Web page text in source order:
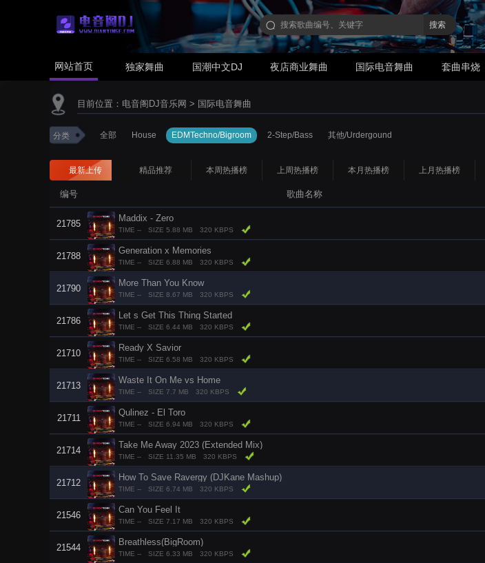
搜索
网站首页 独家舞曲 国潮中文DJ 夜店商业舞曲 国际电音舞曲 套曲串烧
目前位置： 电音阁DJ音乐网 > 国际电音舞曲
分类 全部 House EDMTechno/Bigroom 2-Step/Bass 其他/Urdergound
最新上传 精品推荐 本周热播榜 上周热播榜 本月热播榜 上月热播榜
编号 歌曲名称
21785
Maddix - Zero
TIME -- SIZE 5.88 MB 320 KBPS
21788
Generation x Memories
TIME -- SIZE 6.88 MB 320 KBPS
21790
More Than You Know
TIME -- SIZE 8.67 MB 320 KBPS
21786
Let s Get This Thing Started
TIME -- SIZE 6.44 MB 320 KBPS
21710
Ready X Savior
TIME -- SIZE 6.58 MB 320 KBPS
21713
Waste It On Me vs Home
TIME -- SIZE 7.7 MB 320 KBPS
21711
Qulinez - El Toro
TIME -- SIZE 6.94 MB 320 KBPS
21714
Take Me Away 2023 (Extended Mix)
TIME -- SIZE 11.35 MB 320 KBPS
21712
How To Save Ravergy (DJKane Mashup)
TIME -- SIZE 6.74 MB 320 KBPS
21546
Can You Feel It
TIME -- SIZE 7.17 MB 320 KBPS
21544
Breathless(BigRoom)
TIME -- SIZE 6.33 MB 320 KBPS